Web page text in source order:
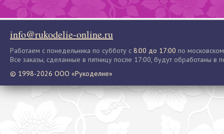
info@rukodelie-online.ru
Работаем с понедельника по субботу с 8:00 до 17:00 по
Все заказы, сделанные в пятницу после 17:00, будут обработаны в
© 1998-2026 ООО «Рукоделие»